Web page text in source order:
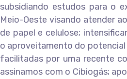
subsidiando estudos para o
Meio-Oeste visando atender
de papel e celulose;
o aproveitamento do
facilitadas por uma recente
assinamos com o Cibiogás;